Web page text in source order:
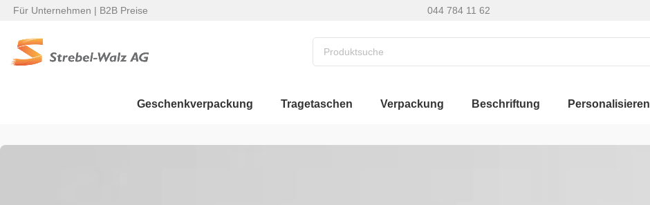
Für Unternehmen | B2B Preise 044 784 11 62
Geschenkverpackung Tragetaschen Verpackung Beschriftung Personalisieren